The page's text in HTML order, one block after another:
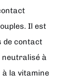
Il est
de contact
neutralisé à
la vitamine